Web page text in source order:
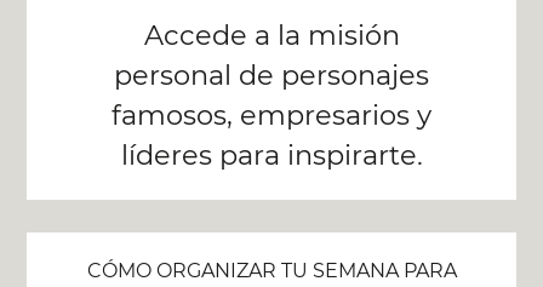
Accede a la misión
personal de personajes
famosos, empresarios y
líderes para inspirarte.
CÓMO ORGANIZAR TU SEMANA PARA